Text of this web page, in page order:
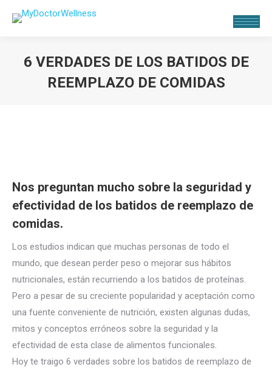
6 VERDADES DE LOS BATIDOS DE
REEMPLAZO DE COMIDAS
Nos preguntan mucho sobre la seguridad y
efectividad de los batidos de reemplazo de
comidas.
Los estudios indican que muchas personas de todo el
mundo, que desean perder peso o mejorar sus hábitos
nutricionales, están recurriendo a los batidos de proteínas.
Pero a pesar de su creciente popularidad y aceptación como
una fuente conveniente de nutrición, existen algunas dudas,
mitos y conceptos erróneos sobre la seguridad y la
efectividad de esta clase de alimentos funcionales.
Hoy te traigo 6 verdades sobre los batidos de reemplazo de